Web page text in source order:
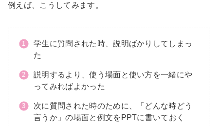
例えば、こうしてみます。
学生に質問された時、説明ばかりしてしまっ
た
説明するより、使う場面と使い方を一緒にや
ってみればよかった
次に質問された時のために、「どんな時どう
言うか」の場面と例文をPPTに書いておく